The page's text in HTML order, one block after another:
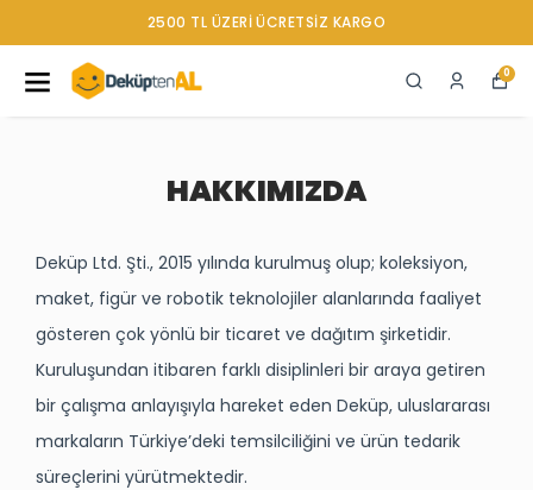
ÜZERI ÜCRETSIZ KARGO
0
HAKKIMIZDA
Deküp Ltd. Şti., 2015 yılında kurulmuş olup; koleksiyon,
maket, figür ve robotik teknolojiler alanlarında faaliyet
gösteren çok yönlü bir ticaret ve dağıtım şirketidir.
Kuruluşundan itibaren farklı disiplinleri bir araya getiren
bir çalışma anlayışıyla hareket eden Deküp, uluslararası
markaların Türkiye’deki temsilciliğini ve ürün tedarik
süreçlerini yürütmektedir.